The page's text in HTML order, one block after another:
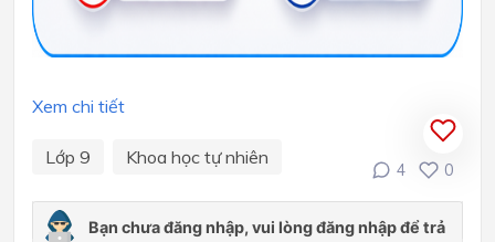
Xem chi tiết
Lớp 9 Khoa học tự nhiên
4 0